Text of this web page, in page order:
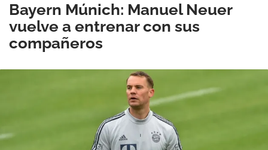
Bayern Múnich: Manuel Neuer
vuelve a entrenar con sus
compañeros